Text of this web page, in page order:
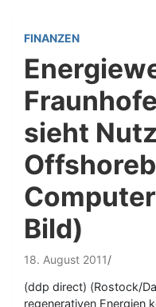
FINANZEN
sieht
Bild)
18. August 2011
(ddp direct) (Rostock/
regenerativen Energien